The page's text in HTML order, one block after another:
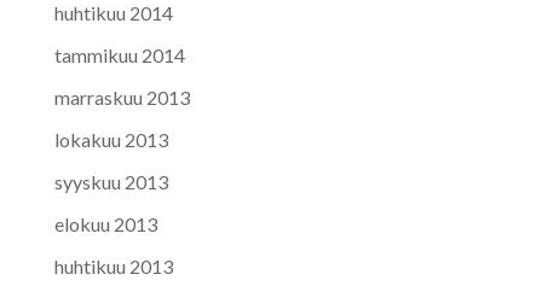
huhtikuu 2014
tammikuu 2014
marraskuu 2013
lokakuu 2013
syyskuu 2013
elokuu 2013
huhtikuu 2013